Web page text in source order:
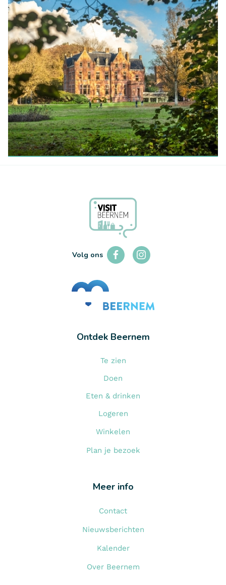
Langs Velden en Meersen
fietsroute
LEES MEER
Provinciedomein Bulskampveld
Volg ons
Ontdek Beernem
Te zien
Doen
Eten & drinken
Logeren
Winkelen
Plan je bezoek
Meer info
Contact
Nieuwsberichten
Kalender
Over Beernem